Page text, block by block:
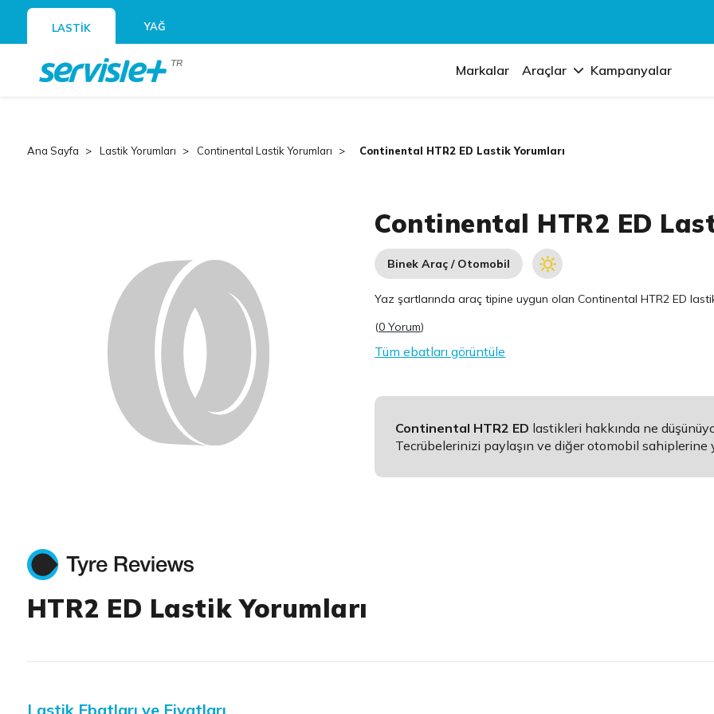
LASTİK YAĞ
TR Markalar Araçlar Kampanyalar
Ana Sayfa Lastik Yorumları Continental Lastik Yorumları Continental HTR2 ED Lastik Yorumları
Continental HTR2 ED
Binek Araç / Otomobil
Yaz şartlarında araç tipine uygun olanContinental HTR2 ED
(0 Yorum)
Tüm ebatları görüntüle
Continental HTR2 ED lastikleri hakkında ne
Tecrübelerinizi paylaşın ve diğer otomobil sahiplerine
HTR2 ED Lastik Yorumları
Lastik Ebatları ve Fiyatları